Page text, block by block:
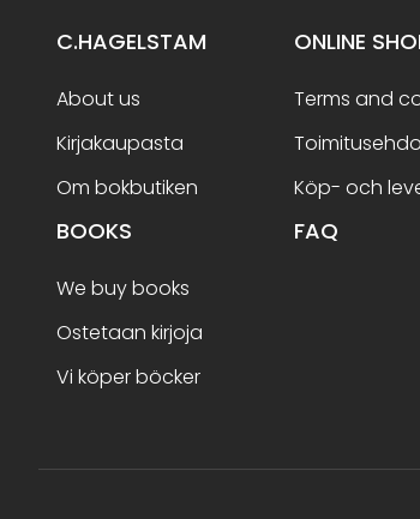
C.HAGELSTAM
About us
Kirjakaupasta
Om bokbutiken
ONLINE
Terms and
Köp- och
BOOKS
We buy books
Ostetaan kirjoja
Vi köper böcker
FAQ